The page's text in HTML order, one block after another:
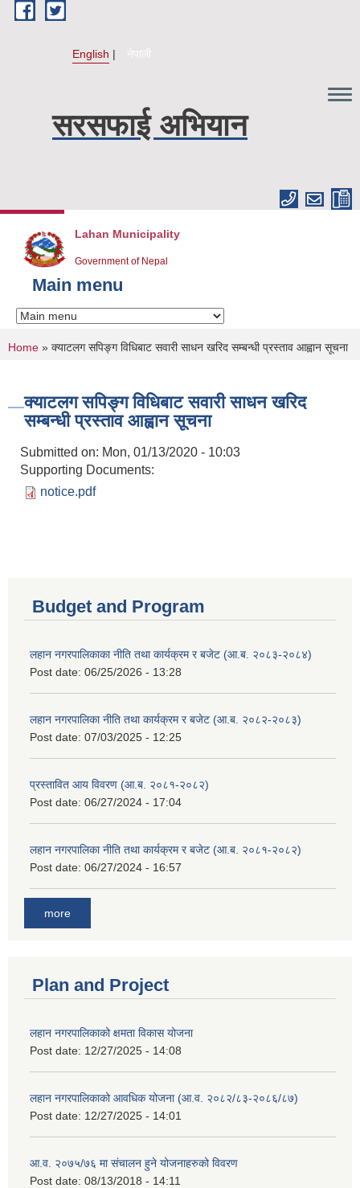
Skip to main content
English नेपाली
सरसफाई अभियान
Lahan Municipality
Government of Nepal
Main menu
You are here
Home » क्याटलग सपिङ्ग विधिबाट सवारी साधन खरिद सम्बन्धी प्रस्ताव आह्वान सूचना
क्याटलग सपिङ्ग विधिबाट सवारी साधन खरिद
सम्बन्धी प्रस्ताव आह्वान सूचना
Submitted on: Mon, 01/13/2020 - 10:03
Supporting Documents:
notice.pdf
Budget and Program
लहान नगरपालिकाका नीति तथा कार्यक्रम र बजेट (आ.ब. २०८३-२०८४)
Post date: 06/25/2026 - 13:28
लहान नगरपालिका नीति तथा कार्यक्रम र बजेट (आ.ब. २०८२-२०८३)
Post date: 07/03/2025 - 12:25
प्रस्तावित आय विवरण (आ.ब. २०८१-२०८२)
Post date: 06/27/2024 - 17:04
लहान नगरपालिका नीति तथा कार्यक्रम र बजेट (आ.ब. २०८१-२०८२)
Post date: 06/27/2024 - 16:57
more
Plan and Project
लहान नगरपालिकाको क्षमता विकास योजना
Post date: 12/27/2025 - 14:08
लहान नगरपालिकाको आवधिक योजना (आ.व. २०८२/८३-२०८६/८७)
Post date: 12/27/2025 - 14:01
आ.व. २०७५/७६ मा संचालन हुने योजनाहरुको विवरण
Post date: 08/13/2018 - 14:11